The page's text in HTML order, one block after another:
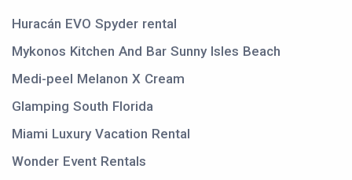
Huracán EVO Spyder rental
Mykonos Kitchen And Bar Sunny Isles Beach
Medi-peel Melanon X Cream
Glamping South Florida
Miami Luxury Vacation Rental
Wonder Event Rentals